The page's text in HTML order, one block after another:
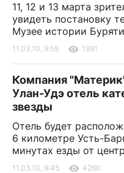
11, 12 и 13 марта
увидеть постановку
Музее истории
11.03.10, 9:59 1991
Компания
Улан-Удэ отель
звезды
Отель будет
6 километре Усть-
минутах езды от
11.03.10, 9:45 4260